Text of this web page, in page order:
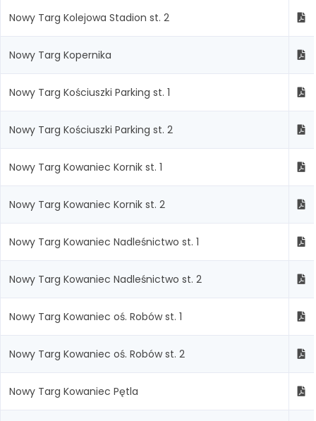
Nowy Targ Kolejowa Stadion st. 2
Nowy Targ Kopernika
Nowy Targ Kościuszki Parking st. 1
Nowy Targ Kościuszki Parking st. 2
Nowy Targ Kowaniec Kornik st. 1
Nowy Targ Kowaniec Kornik st. 2
Nowy Targ Kowaniec Nadleśnictwo st. 1
Nowy Targ Kowaniec Nadleśnictwo st. 2
Nowy Targ Kowaniec oś. Robów st. 1
Nowy Targ Kowaniec oś. Robów st. 2
Nowy Targ Kowaniec Pętla